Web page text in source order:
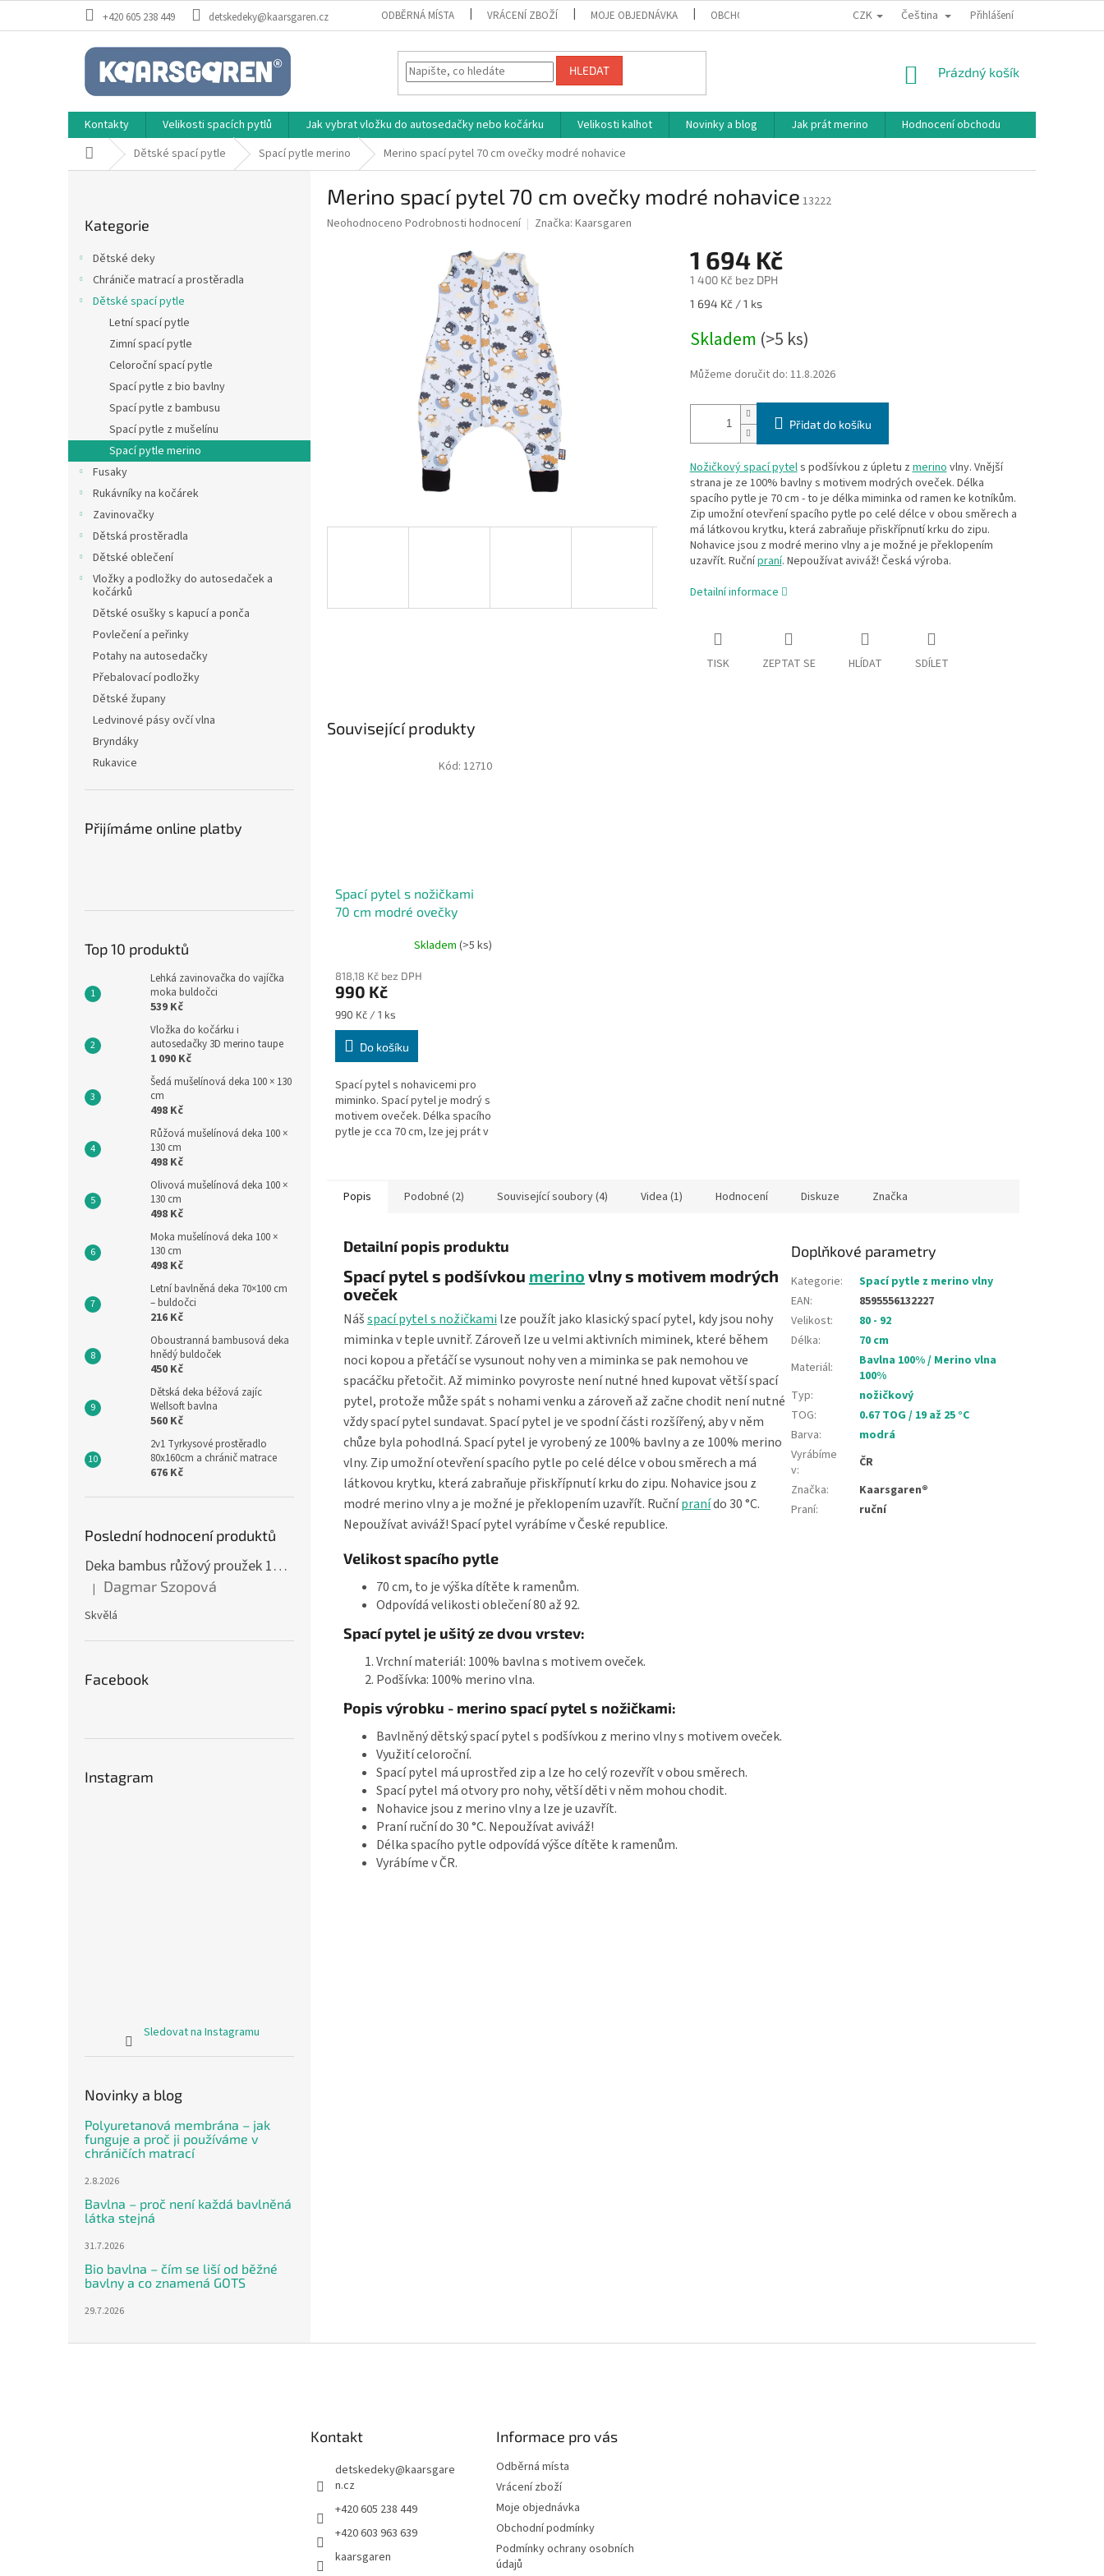
+420 605 238 449 detskedeky@kaarsgaren.cz ODBĚRNÁ MÍSTA VRÁCENÍ ZBOŽÍ MOJE OBJEDNÁVKA OBCHODNÍ PODMÍNKY PODMÍNKY OCHRANY OSOBNÍCH ÚDAJŮ
CZK Čeština Přihlášení
HLEDAT
NÁKUPNÍ
Prázdný košík
Kontakty Velikosti spacích pytlů Jak vybrat vložku do autosedačky nebo kočárku Velikosti kalhot Novinky a blog Jak prát merino
Hodnocení obchodu
Domů Dětské spací pytle Spací pytle merino Merino spací pytel 70 cm ovečky modré nohavice
kategorie
Kategorie
Dětské deky
Chrániče matrací a prostěradla
Dětské spací pytle
Letní spací pytle
Zimní spací pytle
Celoroční spací pytle
Spací pytle z bio bavlny
Spací pytle z bambusu
Spací pytle z mušelínu
Spací pytle merino
Fusaky
Rukávníky na kočárek
Zavinovačky
Dětská prostěradla
Dětské oblečení
Vložky a podložky do autosedaček a
kočárků
Dětské osušky s kapucí a ponča
Povlečení a peřinky
Potahy na autosedačky
Přebalovací podložky
Dětské župany
Ledvinové pásy ovčí vlna
Bryndáky
Rukavice
Přijímáme online platby
Top 10 produktů
Lehká zavinovačka do vajíčka
moka buldočci
539 Kč
Vložka do kočárku i
autosedačky 3D merino taupe
1 090 Kč
Šedá mušelínová deka 100 × 130
cm
498 Kč
Růžová mušelínová deka 100 ×
130 cm
498 Kč
Olivová mušelínová deka 100 ×
130 cm
498 Kč
Moka mušelínová deka 100 ×
130 cm
498 Kč
Letní bavlněná deka 70×100 cm
– buldočci
216 Kč
Oboustranná bambusová deka
hnědý buldoček
450 Kč
Dětská deka béžová zajíc
Wellsoft bavlna
560 Kč
2v1 Tyrkysové prostěradlo
80x160cm a chránič matrace
676 Kč
Poslední hodnocení produktů
Deka bambus růžový proužek 160 x 200 cm
Hodnocení produktu je 5 z 5 hvězdiček.
| Dagmar Szopová
Skvělá
Facebook
Instagram
Sledovat na Instagramu
Novinky a blog
Polyuretanová membrána – jak
funguje a proč ji používáme v
chráničích matrací
2.8.2026
Bavlna – proč není každá bavlněná
látka stejná
31.7.2026
Bio bavlna – čím se liší od běžné
bavlny a co znamená GOTS
29.7.2026
Merino spací pytel 70 cm ovečky modré nohavice 13222
Průměrné
Neohodnoceno Podrobnosti hodnocení Značka: Kaarsgaren
1 694 Kč
1 400 Kč bez DPH
Měrná
1 694 Kč / 1 ks
Skladem (>5 ks)
Můžeme doručit do: 11.8.2026
Přidat do košíku
Nožičkový spací pytels podšívkou z úpletu zmerinovlny. Vnější
strana je ze 100% bavlny s motivem modrých oveček. Délka
spacího pytle je 70 cm - to je délka miminka od ramen ke kotníkům.
Zip umožní otevření spacího pytle po celé délce v obou směrech a
má látkovou krytku, která zabraňuje přiskřípnutí krku do zipu.
Nohavice jsou z modré merino vlny a je možné je překlopením
uzavřít. Ručnípraní. Nepoužívat aviváž! Česká výroba.
Detailní informace
TISK ZEPTAT SE HLÍDAT SDÍLET
Související produkty
Spací pytel s nožičkami
70 cm modré ovečky
Skladem (>5 ks)
818,18 Kč bez DPH
990 Kč
Měrná
cena:
990 Kč / 1 ks
Do košíku
Spací pytel s nohavicemi pro
miminko. Spací pytel je modrý s
motivem oveček. Délka spacího
pytle je cca 70 cm, lze jej prát v
Kód: 12710
Popis Podobné (2) Související soubory (4) Videa (1) Hodnocení Diskuze Značka
Detailní popis produktu
Spací pytel s podšívkou merino vlny s motivem modrých
oveček
Nášspací pytel s nožičkami lze použít jako klasický spací pytel, kdy jsou nohy
miminka v teple uvnitř. Zároveň lze u velmi aktivních miminek, které během
noci kopou a přetáčí se vysunout nohy ven a miminka se pak nemohou ve
spacáčku přetočit. Až miminko povyroste není nutné hned kupovat větší spací
pytel, protože může spát s nohami venku a zároveň až začne chodit není nutné
vždy spací pytel sundavat. Spací pytel je ve spodní části rozšířený, aby v něm
chůze byla pohodlná. Spací pytel je vyrobený ze 100% bavlny a ze 100% merino
vlny. Zip umožní otevření spacího pytle po celé délce v obou směrech a má
látkovou krytku, která zabraňuje přiskřípnutí krku do zipu. Nohavice jsou z
modré merino vlny a je možné je překlopením uzavřít. Ručnípranído 30 °C.
Nepoužívat aviváž! Spací pytel vyrábíme v České republice.
Velikost spacího pytle
70 cm, to je výška dítěte k ramenům.
Odpovídá velikosti oblečení 80 až 92.
Spací pytel je ušitý ze dvou vrstev:
Vrchní materiál: 100% bavlna s motivem oveček.
Podšívka: 100% merino vlna.
Popis výrobku - merino spací pytel s nožičkami:
Bavlněný dětský spací pytel s podšívkou z merino vlny s motivem oveček.
Využití celoroční.
Spací pytel má uprostřed zip a lze ho celý rozevřít v obou směrech.
Spací pytel má otvory pro nohy, větší děti v něm mohou chodit.
Nohavice jsou z merino vlny a lze je uzavřít.
Praní ruční do 30 °C. Nepoužívat aviváž!
Délka spacího pytle odpovídá výšce dítěte k ramenům.
Vyrábíme v ČR.
Doplňkové parametry
Kategorie:
Spací pytle z merino vlny
EAN:
8595556132227
Velikost:
80 - 92
Délka:
70 cm
Materiál:
Bavlna 100% / Merino vlna
100%
Typ:
nožičkový
TOG:
0.67 TOG / 19 až 25 °C
Barva:
modrá
Vyrábíme
v:
ČR
Značka:
Kaarsgaren®
Praní: ruční
Kontakt
detskedeky@kaarsgare
n.cz
+420 605 238 449
+420 603 963 639
kaarsgaren
Informace pro vás
Odběrná místa
Vrácení zboží
Moje objednávka
Obchodní podmínky
Podmínky ochrany osobních
údajů